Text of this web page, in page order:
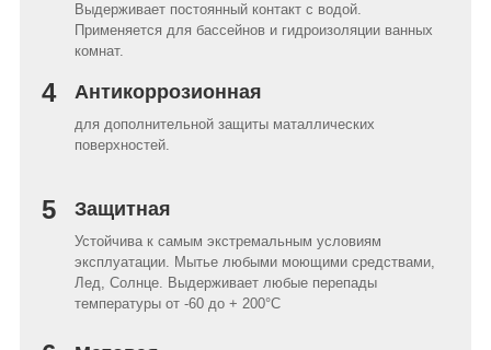
Выдерживает постоянный контакт с водой.
Применяется для бассейнов и гидроизоляции ванных
комнат.
4 Антикоррозионная
для дополнительной защиты маталлических
поверхностей.
5 Защитная
Устойчива к самым экстремальным условиям
эксплуатации. Мытье любыми моющими средствами,
Лед, Солнце. Выдерживает любые перепады
температуры от -60 до + 200°C